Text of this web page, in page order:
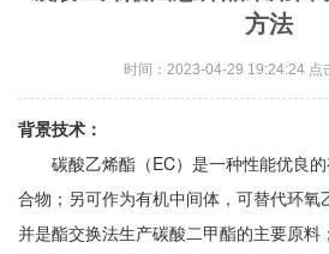
方法
时间：2023-04-29 19:24:24 点
背景技术：
碳酸乙烯酯（EC）是一种性能优良的
合物；另可作为有机中间体，可替代环氧
并是酯交换法生产碳酸二甲酯的主要原料